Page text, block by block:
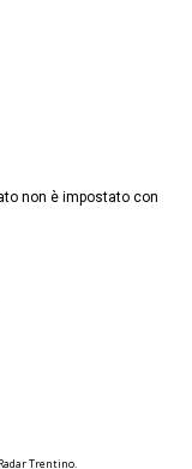
non è impostato con
Trentino.